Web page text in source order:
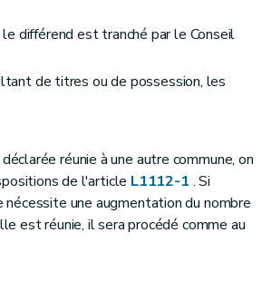
différend est tranché par le Conseil
de titres ou de possession, les
réunie à une autre commune, on
de l'article L1112-1 . Si
une augmentation du nombre
est réunie, il sera procédé comme au